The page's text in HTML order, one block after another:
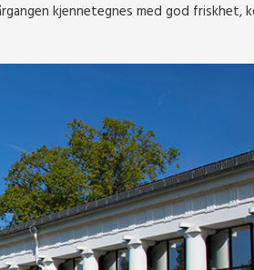
kjennetegnes med god friskhet,